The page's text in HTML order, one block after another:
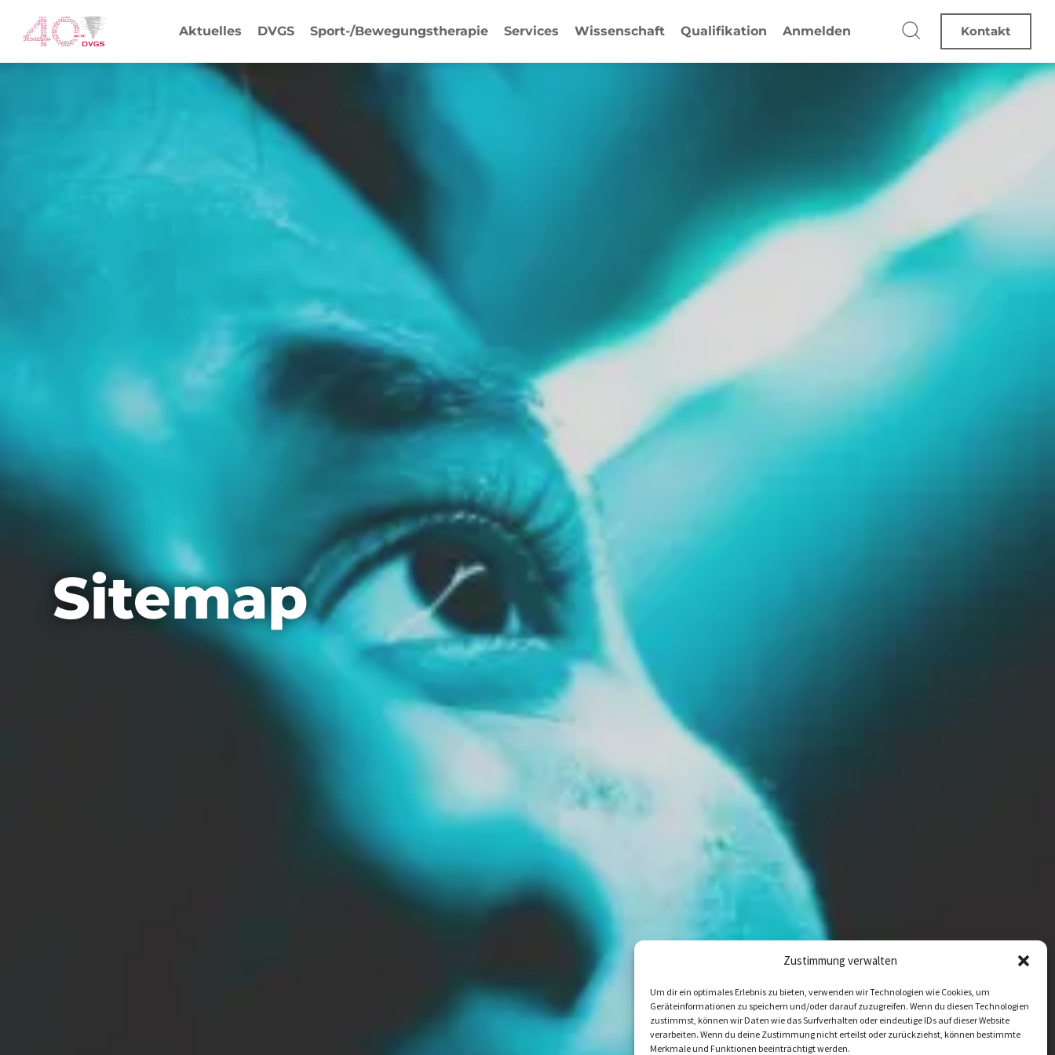
Zustimmung verwalten
Um dir ein optimales Erlebnis zu bieten, verwenden wir Technologien wie Cookies, um
Geräteinformationen zu speichern und/oder darauf zuzugreifen. Wenn du diesen Technologien
zustimmst, können wir Daten wie das Surfverhalten oder eindeutige IDs auf dieser Website
verarbeiten. Wenn du deine Zustimmung nicht erteilst oder zurückziehst, können bestimmte
Merkmale und Funktionen beeinträchtigt werden.
Sitemap
Aktuelles DVGS Sport-/Bewegungstherapie Services Wissenschaft Qualifikation Anmelden Kontakt